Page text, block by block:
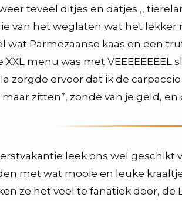
ontwikkeling
teveel ditjes en datjes ,,
van het weglaten wat het lekker
wat Parmezaanse kaas en een
XXL menu was met VEEEEEEEEL
zorgde ervoor dat ik de
maar zitten”, zonde van je geld,
leek ons wel geschikt
met wat mooie en leuke
ze het veel te fanatiek door, de